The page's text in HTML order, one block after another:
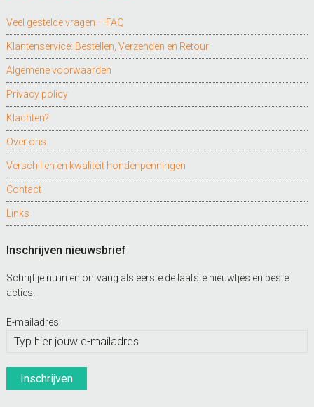
Veel gestelde vragen – FAQ
Klantenservice: Bestellen, Verzenden en Retour
Algemene voorwaarden
Privacy policy
Klachten?
Over ons
Verschillen en kwaliteit hondenpenningen
Contact
Links
Inschrijven nieuwsbrief
Schrijf je nu in en ontvang als eerste de laatste nieuwtjes en beste
acties.
E-mailadres: